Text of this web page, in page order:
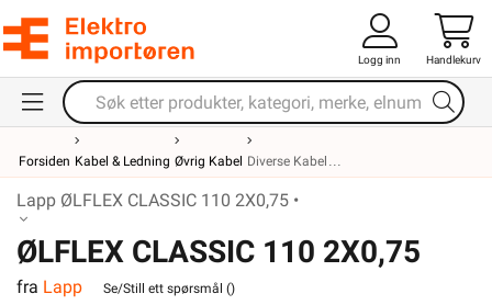
Logg inn Handlekurv
Forsiden Kabel & Ledning Øvrig Kabel Diverse Kabel
Lapp ØLFLEX CLASSIC 110 2X0,75 •
ØLFLEX CLASSIC 110 2X0,75
fra Lapp Se/Still ett spørsmål ()